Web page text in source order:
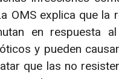
OMS explica que la
en respuesta
y pueden
que las no